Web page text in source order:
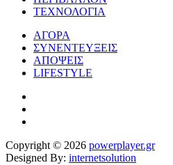
ΤΕΧΝΟΛΟΓΙΑ
ΑΓΟΡΑ
ΣΥΝΕΝΤΕΥΞΕΙΣ
ΑΠΟΨΕΙΣ
LIFESTYLE
Copyright © 2026 powerplayer.gr
Designed By: internetsolution